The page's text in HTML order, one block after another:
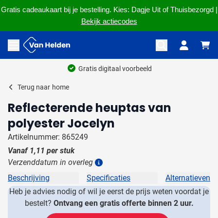
Gratis cadeaukaart bij je bestelling. Kies: Dagje Uit of Thuisbezorgd |
Bekijk actiecodes
Ga naar de inhoud
Menu openen
Gratis digitaal voorbeeld
Terug naar home
Reflecterende heuptas van
polyester Jocelyn
Artikelnummer: 865249
Vanaf 1,11 per stuk
Verzenddatum in overleg
Beschrijving Specificaties
Alternatieven
Heb je advies nodig of wil je eerst de prijs weten voordat je
bestelt? Ontvang een gratis offerte binnen 2 uur.